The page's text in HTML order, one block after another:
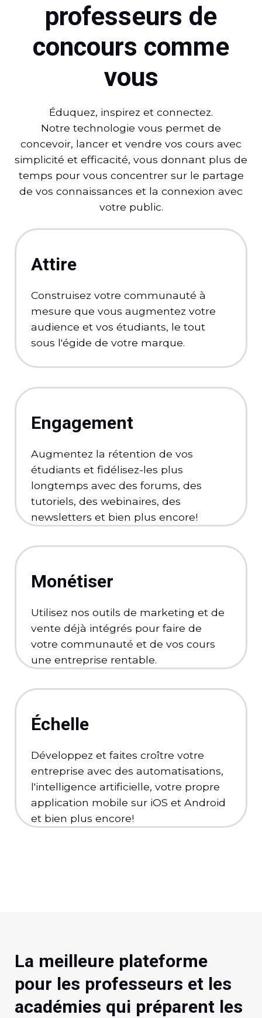
professeurs de
concours comme
vous
Éduquez, inspirez et connectez.
Notre technologie vous permet de
concevoir, lancer et vendre vos cours avec
simplicité et efficacité, vous donnant plus de
temps pour vous concentrer sur le partage
de vos connaissances et la connexion avec
votre public.
Attire
Construisez votre communauté à
mesure que vous augmentez votre
audience et vos étudiants, le tout
sous l'égide de votre marque.
Engagement
Augmentez la rétention de vos
étudiants et fidélisez-les plus
longtemps avec des forums, des
tutoriels, des webinaires, des
newsletters et bien plus encore!
Monétiser
Utilisez nos outils de marketing et de
vente déjà intégrés pour faire de
votre communauté et de vos cours
une entreprise rentable.
Échelle
Développez et faites croître votre
entreprise avec des automatisations,
l'intelligence artificielle, votre propre
application mobile sur iOS et Android
et bien plus encore!
La meilleure plateforme
pour les professeurs et les
académies qui préparent les